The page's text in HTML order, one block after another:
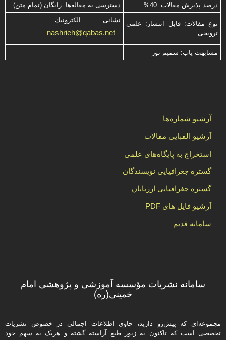
درصد پذیرش مقالات: 40% دسترسی به مقاله‌ها: رایگان (تمام متن)
نوع مقالات: قابل انتشار: علمی
ترویجی
نشانی الكترونیك:
nashrieh@qabas.net
مشابهت ياب: سميم نور
آرشیو شماره‌ها
آرشیو الفبایی مقالات
استخراج به پایگاه‌های علمی
گستره جغرافیایی نویسندگان
گستره جغرافیایی ارزیابان
آرشیو فایل های PDF
سامانه قدیم
سامانه نشریات مؤسسه آموزشی و پژوهشی امام
خمینی(ره)
مجموعه‌ای که پیش‌رو دارید،‌ حاوی اطلاعات اجمالی در خصوص نشریات
تخصصی است که تاکنون به زیور طبع آراسته گشته و هریک به سهم خود